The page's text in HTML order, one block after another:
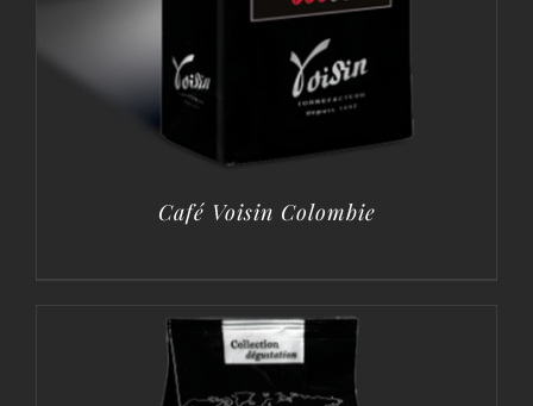
Café Voisin Colombie